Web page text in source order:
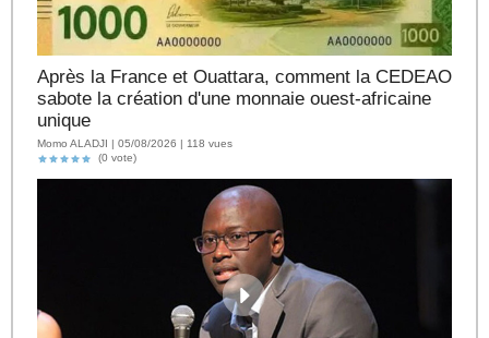
Après la France et Ouattara, comment la CEDEAO
sabote la création d'une monnaie ouest-africaine
unique
Momo ALADJI | 05/08/2026 | 118 vues
(0 vote)